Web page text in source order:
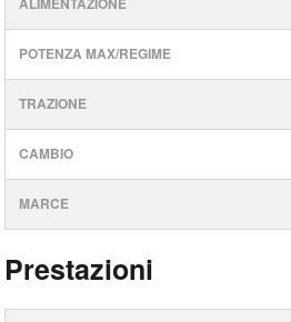
POTENZA MAX/REGIME
TRAZIONE
CAMBIO
MARCE
Prestazioni